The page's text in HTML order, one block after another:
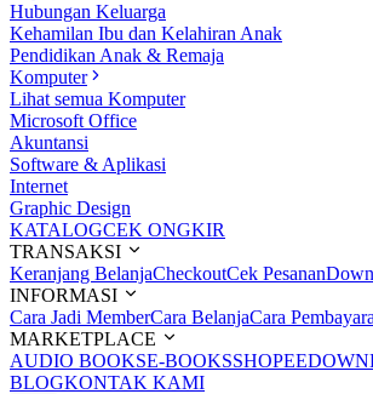
Hubungan Keluarga
Kehamilan Ibu dan Kelahiran Anak
Pendidikan Anak & Remaja
Komputer
Lihat semua Komputer
Microsoft Office
Akuntansi
Software & Aplikasi
Internet
Graphic Design
KATALOGCEK ONGKIR
TRANSAKSI
Keranjang BelanjaCheckoutCek Pesanan
INFORMASI
Cara Jadi MemberCara BelanjaCara
MARKETPLACE
AUDIO BOOKSE-BOOKSSHOPEE
BLOGKONTAK KAMI